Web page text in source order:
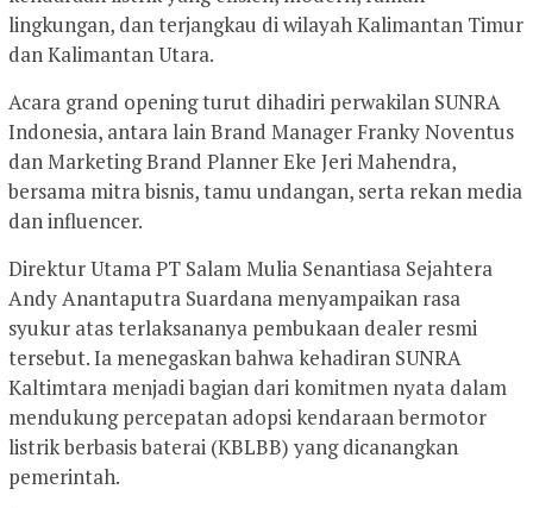
lingkungan, dan terjangkau di wilayah Kalimantan Timur
dan Kalimantan Utara.
Acara grand opening turut dihadiri perwakilan SUNRA
Indonesia, antara lain Brand Manager Franky Noventus
dan Marketing Brand Planner Eke Jeri Mahendra,
bersama mitra bisnis, tamu undangan, serta rekan media
dan influencer.
Direktur Utama PT Salam Mulia Senantiasa Sejahtera
Andy Anantaputra Suardana menyampaikan rasa
syukur atas terlaksananya pembukaan dealer resmi
tersebut. Ia menegaskan bahwa kehadiran SUNRA
Kaltimtara menjadi bagian dari komitmen nyata dalam
mendukung percepatan adopsi kendaraan bermotor
listrik berbasis baterai (KBLBB) yang dicanangkan
pemerintah.